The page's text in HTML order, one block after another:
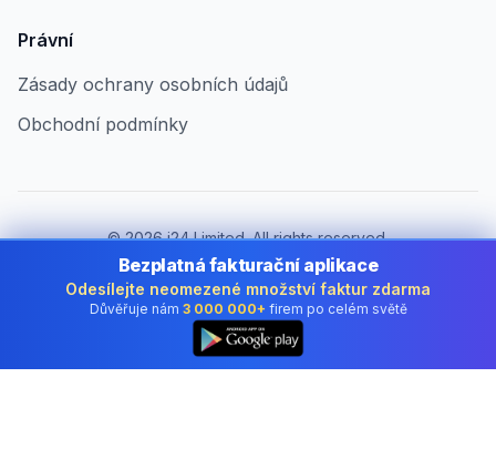
Právní
Zásady ochrany osobních údajů
Obchodní podmínky
©2026i24 Limited. All rights reserved.
Pro firmy v Czech Republic
Změnit zemi:
Czech Republic
Bezplatná fakturační aplikace
Odesílejte neomezené množství faktur zdarma
Důvěřuje nám 3 000 000+ firem po celém světě